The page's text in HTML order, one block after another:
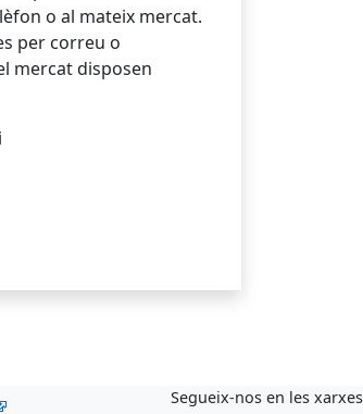
o al mateix mercat.
per correu o
mercat disposen
Segueix-nos en les xarxes